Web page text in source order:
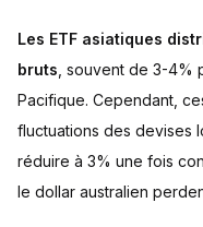
Les ETF asiatiques
bruts , souvent de 3-
Pacifique. Cependant,
fluctuations des devises
réduire à 3% une fois
le dollar australien